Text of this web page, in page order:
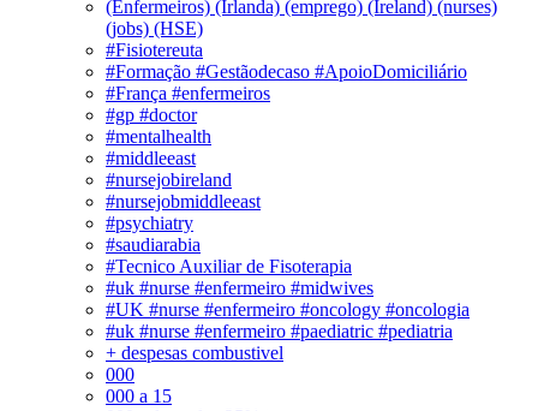
(Enfermeiros) (Irlanda) (emprego) (Ireland) (nurses)
(jobs) (HSE)
#Fisiotereuta
#Formação #Gestãodecaso #ApoioDomiciliário
#França #enfermeiros
#gp #doctor
#mentalhealth
#middleeast
#nursejobireland
#nursejobmiddleeast
#psychiatry
#saudiarabia
#Tecnico Auxiliar de Fisoterapia
#uk #nurse #enfermeiro #midwives
#UK #nurse #enfermeiro #oncology #oncologia
#uk #nurse #enfermeiro #paediatric #pediatria
+ despesas combustivel
000
000 a 15